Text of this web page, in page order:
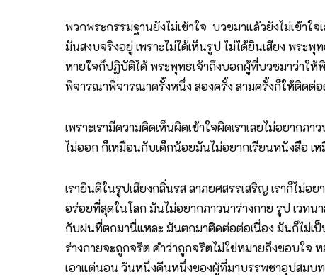
พวกพระกรรมฐานยังไม่เข้าใจ บวชมาแล้วยังไม่เข้าใ
มันสงบจริงอยู่ เพราะไม่ได้เห็นรูป ไม่ได้ยินเสียง พร
หายใจก็ปฏิบัติได้ พระพุทธเจ้าถึงบอกผู้ที่บวชมาว่าให้
พิจารณาพิจารณาครั้งหนึ่ง สองครั้ง สามครั้งก็ให้ติดต่อ
เพราะเรามีความคิดเห็นผิดเข้าใจผิดเราเลยไม่อยา
ไม่ออก ก็เหมือนกับเด็กน้อยมันไม่อยากเรียนหนังสือ
เรายินดีในรูปเสียงกลิ่นรส ลาภยศสรรเสริญ เราก็ไม่
อร่อยที่สุดในโลก มันไม่อยากภาวนาร่างกาย รูป เว
กับฝนที่ตกมานี่แหละ มันตกมาติดต่อต่อเนื่อง มันก็ไม่เ
ร่างกายจะถูกจริต คำว่าถูกจริตไม่ใช่หมายถึงชอบใ
เอาแต่นอน วันหนึ่งคืนหนึ่งของผู้ที่มาบรรพชาอุปสมบ